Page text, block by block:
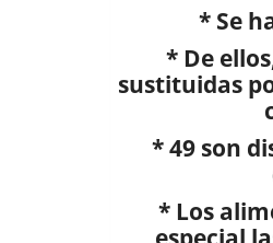
* Se
* De
sustituidas
* 49 son
* Los